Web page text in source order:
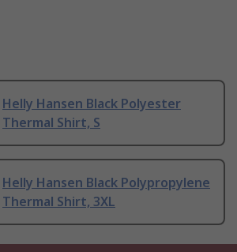
Helly Hansen Black Polyester
Thermal Shirt, S
Helly Hansen Black Polypropylene
Thermal Shirt, 3XL